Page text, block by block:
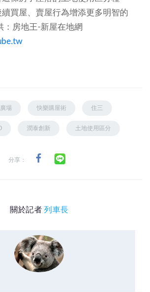
買屋、賣屋行為增添更多明智的
：房地王-新屋在地網
場 快樂購屋術 住三
潤泰創新 土地使用區分
分享：
關於記者列車長